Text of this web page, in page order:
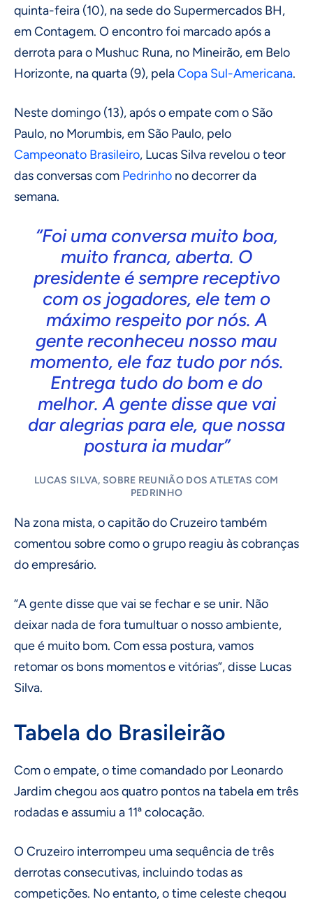
quinta-feira (10), na sede do Supermercados BH,
em Contagem. O encontro foi marcado após a
derrota para o Mushuc Runa, no Mineirão, em Belo
Horizonte, na quarta (9), pelaCopa Sul-Americana.
Neste domingo (13), após o empate com o São
Paulo, no Morumbis, em São Paulo, pelo
Campeonato Brasileiro, Lucas Silva revelou o teor
das conversas com Pedrinho no decorrer da
semana.
“Foi uma conversa muito boa,
muito franca, aberta. O
presidente é sempre receptivo
com os jogadores, ele tem o
máximo respeito por nós. A
gente reconheceu nosso mau
momento, ele faz tudo por nós.
Entrega tudo do bom e do
melhor. A gente disse que vai
dar alegrias para ele, que nossa
postura ia mudar”
LUCAS SILVA, SOBRE REUNIÃO DOS ATLETAS COM
PEDRINHO
Na zona mista, o capitão do Cruzeiro também
comentou sobre como o grupo reagiu às cobranças
do empresário.
“A gente disse que vai se fechar e se unir. Não
deixar nada de fora tumultuar o nosso ambiente,
que é muito bom. Com essa postura, vamos
retomar os bons momentos e vitórias”, disse Lucas
Silva.
Tabela do Brasileirão
Com o empate, o time comandado por Leonardo
Jardim chegou aos quatro pontos na tabela em três
rodadas e assumiu a 11ª colocação.
O Cruzeiro interrompeu uma sequência de três
derrotas consecutivas, incluindo todas as
competições. No entanto, o time celeste chegou